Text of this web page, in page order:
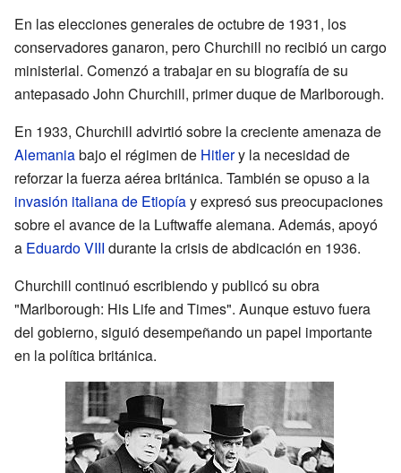
En las elecciones generales de octubre de 1931, los
conservadores ganaron, pero Churchill no recibió un cargo
ministerial. Comenzó a trabajar en su biografía de su
antepasado John Churchill, primer duque de Marlborough.
En 1933, Churchill advirtió sobre la creciente amenaza de
Alemaniabajo el régimen de Hitlery la necesidad de
reforzar la fuerza aérea británica. También se opuso a la
invasión italiana de Etiopíay expresó sus preocupaciones
sobre el avance de la Luftwaffe alemana. Además, apoyó
a Eduardo VIII durante la crisis de abdicación en 1936.
Churchill continuó escribiendo y publicó su obra
"Marlborough: His Life and Times". Aunque estuvo fuera
del gobierno, siguió desempeñando un papel importante
en la política británica.